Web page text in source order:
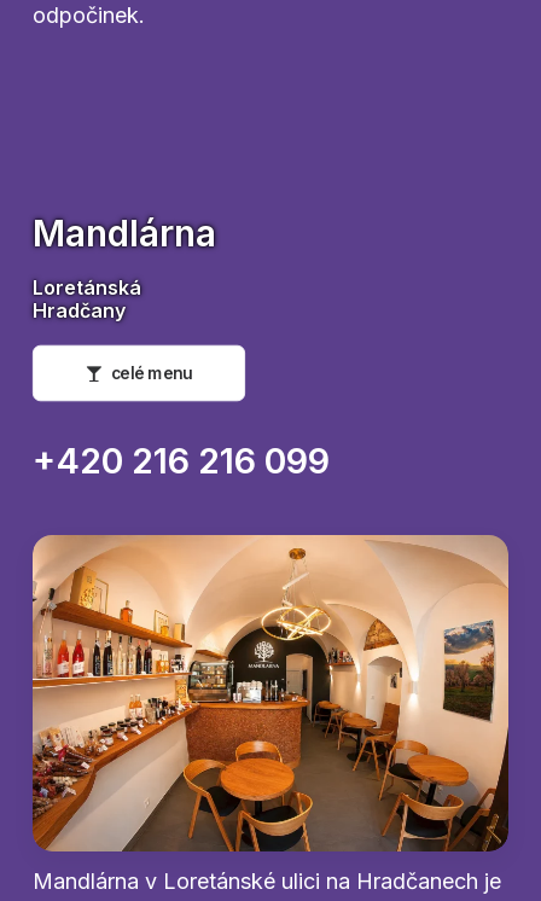
odpočinek.
Mandlárna
Loretánská
Hradčany
celé menu
+420 216 216 099
Mandlárna v Loretánské ulici na Hradčanech je